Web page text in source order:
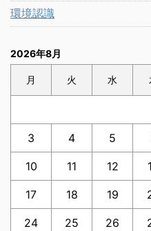
環境認識
2026年8月
月 火 水
3 4 5
10 11 12
17 18 19
24 25 26